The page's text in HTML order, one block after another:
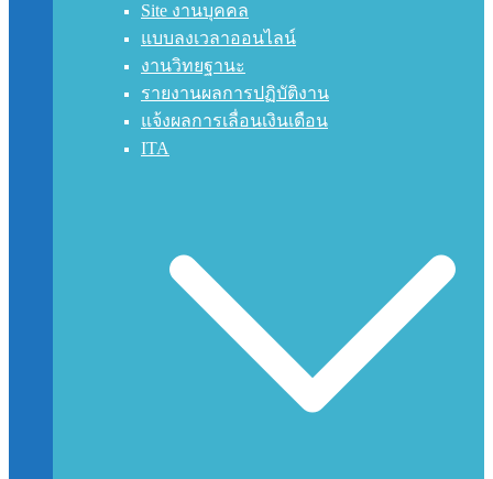
Site งานบุคคล
แบบลงเวลาออนไลน์
งานวิทยฐานะ
รายงานผลการปฏิบัติงาน
แจ้งผลการเลื่อนเงินเดือน
ITA